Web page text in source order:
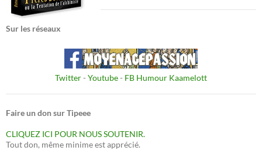
Sur les réseaux
Twitter- Youtube- FB Humour Kaamelott
Faire un don sur Tipeee
CLIQUEZ ICI POUR NOUS SOUTENIR.
Tout don, même minime est apprécié.